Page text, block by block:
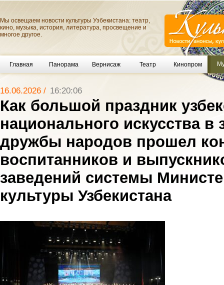
Мы освещаем новости культуры Узбекистана: театр,
кино, музыка, история, литература, просвещение и
многое другое.
Главная Панорама Вернисаж Театр Кинопром
16.06.2026 / 16:20:06
Как большой праздник
национального искусства в
дружбы народов прошел
воспитанников и
заведений системы
культуры Узбекистана